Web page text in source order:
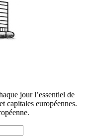
jour l’essentiel de
capitales européennes.